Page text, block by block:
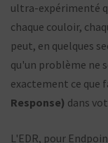
ultra-expérimenté
chaque couloir,
peut, en quelques
qu'un problème ne
exactement ce que
Response) dans
L'EDR, pour